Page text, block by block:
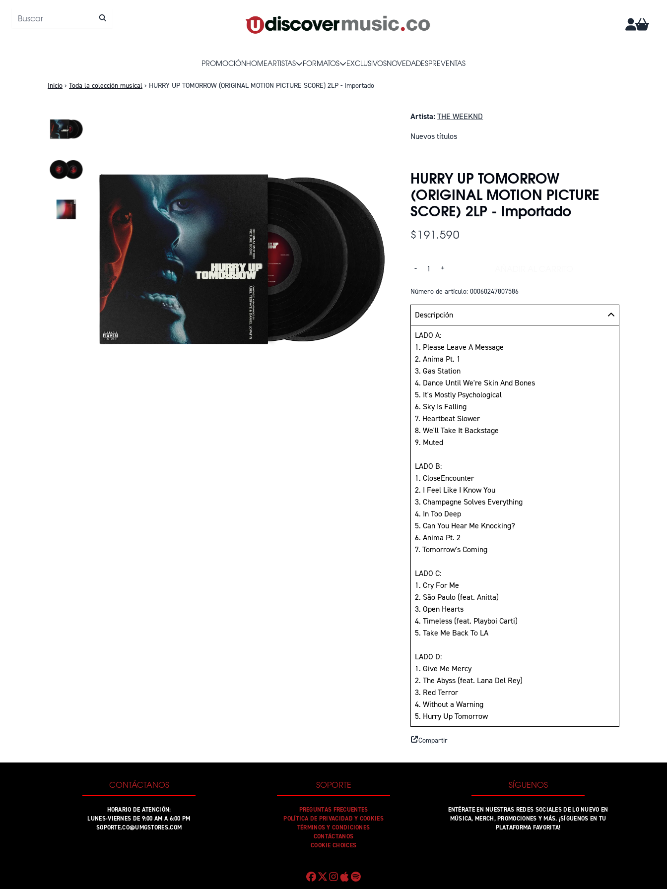
PROMOCIÓNHOMEARTISTAS FORMATOS EXCLUSIVOSNOVEDADESPREVENTAS
Inicio › Toda la colección musical › HURRY UP TOMORROW (ORIGINAL MOTION PICTURE SCORE) 2LP - Importado
Artista:THE WEEKND
Nuevos títulos
HURRY UP TOMORROW
(ORIGINAL MOTION PICTURE
SCORE) 2LP - Importado
$191.590
Cantidad
- +
Número de artículo: 00060247807586
Descripción
LADO A:
1. Please Leave A Message
2. Anima Pt. 1
3. Gas Station
4. Dance Until We're Skin And Bones
5. It's Mostly Psychological
6. Sky Is Falling
7. Heartbeat Slower
8. We'll Take It Backstage
9. Muted
LADO B:
1. CloseEncounter
2. I Feel Like I Know You
3. Champagne Solves Everything
4. In Too Deep
5. Can You Hear Me Knocking?
6. Anima Pt. 2
7. Tomorrow's Coming
LADO C:
1. Cry For Me
2. São Paulo (feat. Anitta)
3. Open Hearts
4. Timeless (feat. Playboi Carti)
5. Take Me Back To LA
LADO D:
1. Give Me Mercy
2. The Abyss (feat. Lana Del Rey)
3. Red Terror
4. Without a Warning
5. Hurry Up Tomorrow
Compartir
CONTÁCTANOS
HORARIO DE ATENCIÓN:
LUNES-VIERNES DE 9:00 AM A 6:00 PM
SOPORTE.CO@UMGSTORES.COM
SOPORTE
PREGUNTAS FRECUENTES
POLÍTICA DE PRIVACIDAD Y COOKIES
TÉRMINOS Y CONDICIONES
CONTÁCTANOS
COOKIE CHOICES
SÍGUENOS
ENTÉRATE EN NUESTRAS REDES SOCIALES DE LO NUEVO EN
MÚSICA, MERCH, PROMOCIONES Y MÁS. ¡SÍGUENOS EN TU
PLATAFORMA FAVORITA!